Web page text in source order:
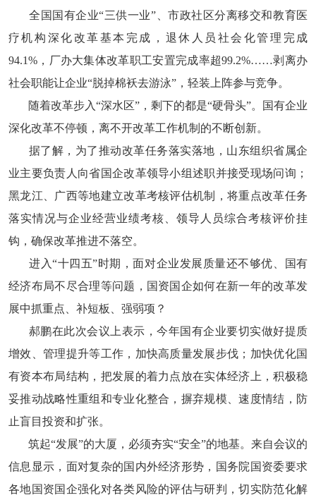
全国国有企业“三供一业”、市政社区分离移交和教育医
疗机构深化改革基本完成，退休人员社会化管理完成
94.1%，厂办大集体改革职工安置完成率超99.2%……剥离办
社会职能让企业“脱掉棉袄去游泳”，轻装上阵参与竞争。
随着改革步入“深水区”，剩下的都是“硬骨头”。国有企业
深化改革不停顿，离不开改革工作机制的不断创新。
据了解，为了推动改革任务落实落地，山东组织省属企
业主要负责人向省国企改革领导小组述职并接受现场问询；
黑龙江、广西等地建立改革考核评估机制，将重点改革任务
落实情况与企业经营业绩考核、领导人员综合考核评价挂
钩，确保改革推进不落空。
进入“十四五”时期，面对企业发展质量还不够优、国有
经济布局不尽合理等问题，国资国企如何在新一年的改革发
展中抓重点、补短板、强弱项？
郝鹏在此次会议上表示，今年国有企业要切实做好提质
增效、管理提升等工作，加快高质量发展步伐；加快优化国
有资本布局结构，把发展的着力点放在实体经济上，积极稳
妥推动战略性重组和专业化整合，摒弃规模、速度情结，防
止盲目投资和扩张。
筑起“发展”的大厦，必须夯实“安全”的地基。来自会议的
信息显示，面对复杂的国内外经济形势，国务院国资委要求
各地国资国企强化对各类风险的评估与研判，切实防范化解